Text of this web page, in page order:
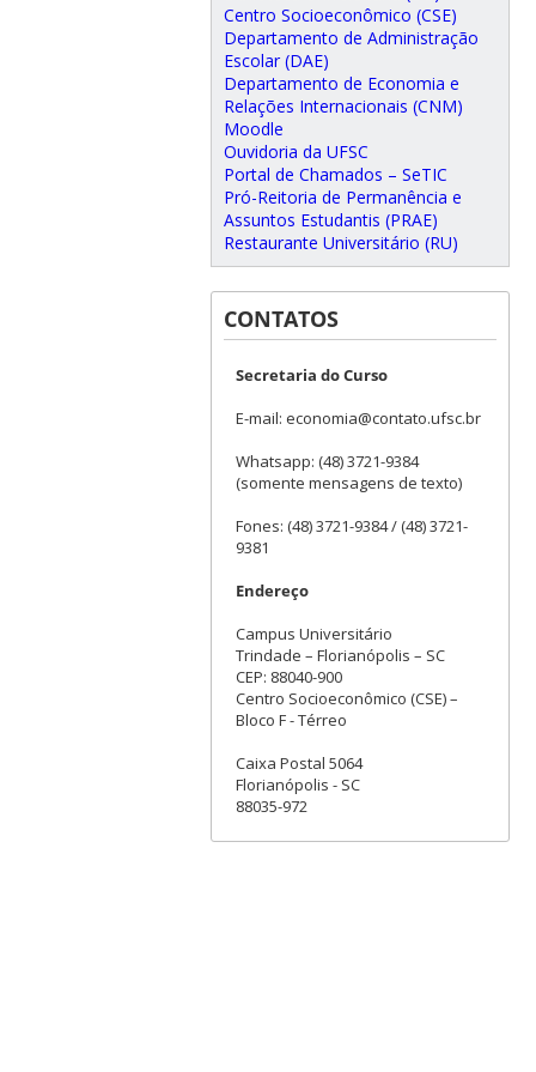
Centro Socioeconômico (CSE)
Departamento de Administração
Escolar (DAE)
Departamento de Economia e
Relações Internacionais (CNM)
Moodle
Ouvidoria da UFSC
Portal de Chamados – SeTIC
Pró-Reitoria de Permanência e
Assuntos Estudantis (PRAE)
Restaurante Universitário (RU)
CONTATOS
Secretaria do Curso
E-mail: economia@contato.ufsc.br
Whatsapp: (48) 3721-9384
(somente mensagens de texto)
Fones: (48) 3721-9384 / (48) 3721-
9381
Endereço
Campus Universitário
Trindade – Florianópolis – SC
CEP: 88040-900
Centro Socioeconômico (CSE) –
Bloco F - Térreo
Caixa Postal 5064
Florianópolis - SC
88035-972